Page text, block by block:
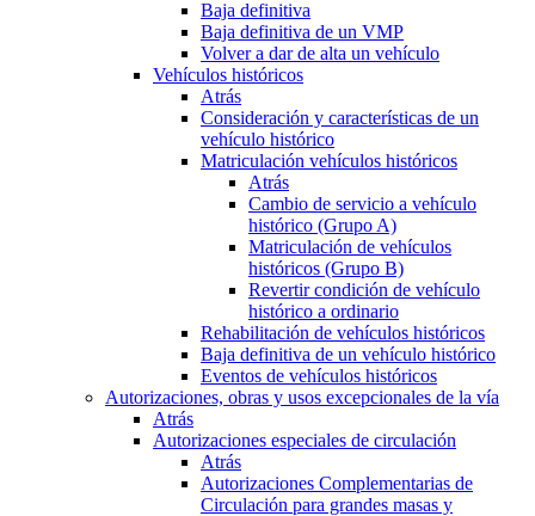
Baja definitiva
Baja definitiva de un VMP
Volver a dar de alta un vehículo
Vehículos históricos
Atrás
Consideración y características de un
vehículo histórico
Matriculación vehículos históricos
Atrás
Cambio de servicio a vehículo
histórico (Grupo A)
Matriculación de vehículos
históricos (Grupo B)
Revertir condición de vehículo
histórico a ordinario
Rehabilitación de vehículos históricos
Baja definitiva de un vehículo histórico
Eventos de vehículos históricos
Autorizaciones, obras y usos excepcionales de la vía
Atrás
Autorizaciones especiales de circulación
Atrás
Autorizaciones Complementarias de
Circulación para grandes masas y